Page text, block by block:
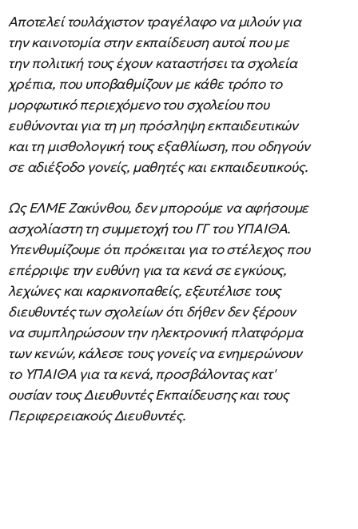
Αποτελεί τουλάχιστον τραγέλαφο να μιλούν για
την καινοτομία στην εκπαίδευση αυτοί που με
την πολιτική τους έχουν καταστήσει τα σχολεία
χρέπια, που υποβαθμίζουν με κάθε τρόπο το
μορφωτικό περιεχόμενο του σχολείου που
ευθύνονται για τη μη πρόσληψη εκπαιδευτικών
και τη μισθολογική τους εξαθλίωση, που οδηγούν
σε αδιέξοδο γονείς, μαθητές και εκπαιδευτικούς.
Ως ΕΛΜΕ Ζακύνθου, δεν μπορούμε να αφήσουμε
ασχολίαστη τη συμμετοχή του ΓΓ του ΥΠΑΙΘΑ.
Υπενθυμίζουμε ότι πρόκειται για το στέλεχος που
επέρριψε την ευθύνη για τα κενά σε εγκύους,
λεχώνες και καρκινοπαθείς, εξευτέλισε τους
διευθυντές των σχολείων ότι δήθεν δεν ξέρουν
να συμπληρώσουν την ηλεκτρονική πλατφόρμα
των κενών, κάλεσε τους γονείς να ενημερώνουν
το ΥΠΑΙΘΑ για τα κενά, προσβάλοντας κατ'
ουσίαν τους Διευθυντές Εκπαίδευσης και τους
Περιφερειακούς Διευθυντές.